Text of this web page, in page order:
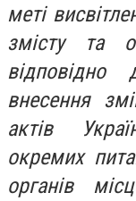
меті
змісту та
внесення
актів
окремих
органів